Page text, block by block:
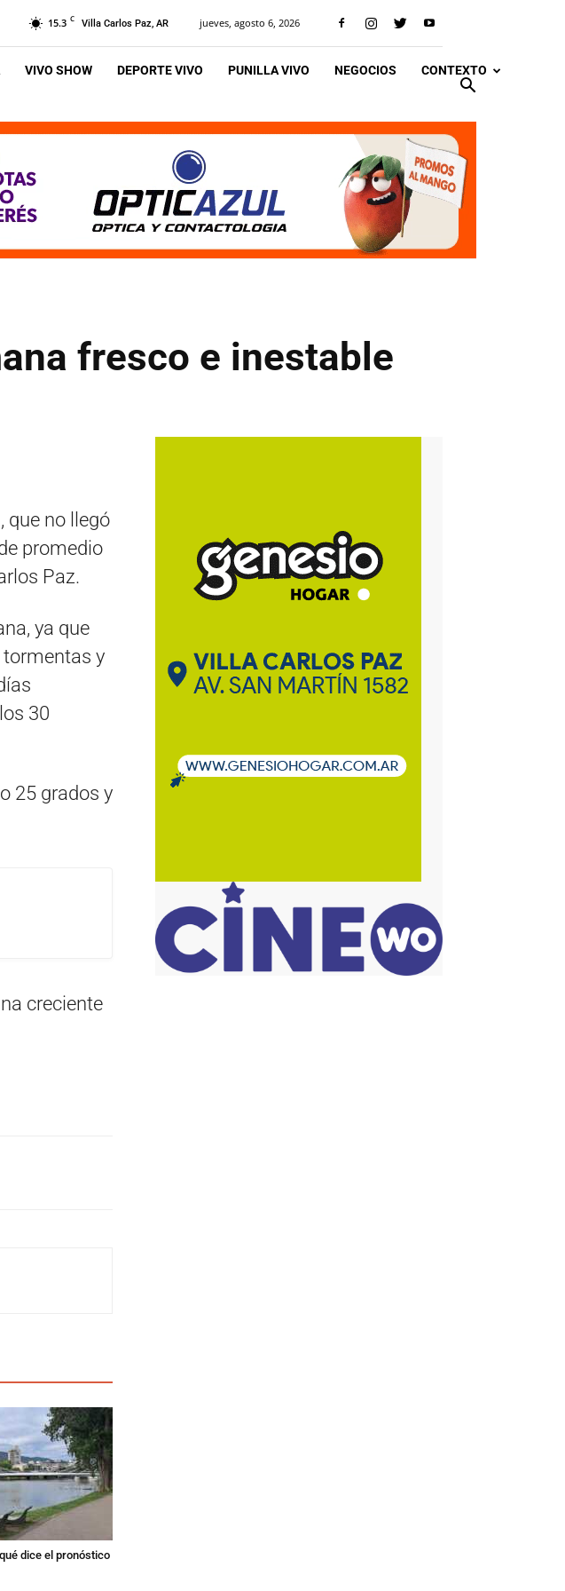
15.3 C Villa Carlos Paz, AR jueves, agosto 6, 2026
VIVO SHOW DEPORTE VIVO PUNILLA VIVO NEGOCIOS CONTEXTO
fresco e inestable
que no llegó
promedio
Paz.
ya que
tormentas y
30
25 grados y
creciente
dice el pronóstico